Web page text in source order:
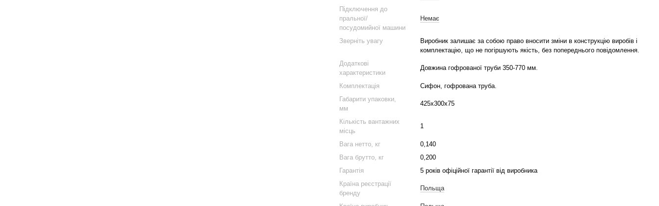
Підключення до
пральної/
посудомийної машини
Немає
Зверніть увагу
Виробник залишає за собою право вносити зміни в конструкцію виробів і
комплектацію, що не погіршують якість, без попереднього повідомлення.
Додаткові
характеристики
Довжина гофрованої труби 350-770 мм.
Комплектація
Сифон, гофрована труба.
Габарити упаковки,
мм
425х300х75
Кількість вантажних
місць
1
Вага нетто, кг
0,140
Вага брутто, кг
0,200
Гарантія
5 років офіційної гарантії від виробника
Країна реєстрації
бренду
Польща